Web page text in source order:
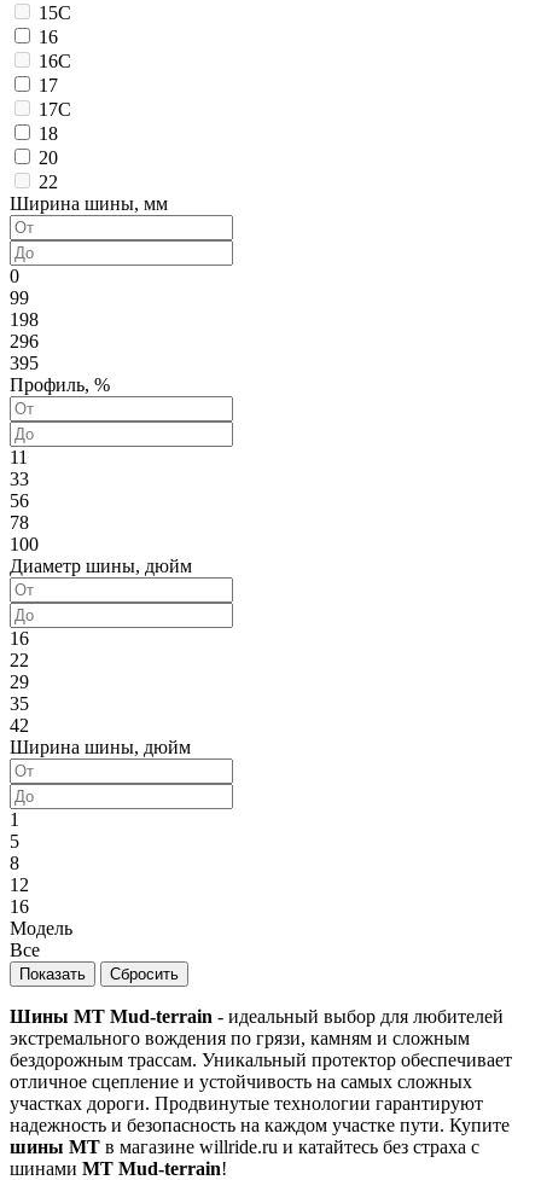
15C
16
16C
17
17C
18
20
22
Ширина шины, мм
0
99
198
296
395
Профиль, %
11
33
56
78
100
Диаметр шины, дюйм
16
22
29
35
42
Ширина шины, дюйм
1
5
8
12
16
Модель
Все
Шины MT Mud-terrain - идеальный выбор для любителей
экстремального вождения по грязи, камням и сложным
бездорожным трассам. Уникальный протектор обеспечивает
отличное сцепление и устойчивость на самых сложных
участках дороги. Продвинутые технологии гарантируют
надежность и безопасность на каждом участке пути. Купите
шины MT в магазине willride.ru и катайтесь без страха с
шинами MT Mud-terrain!